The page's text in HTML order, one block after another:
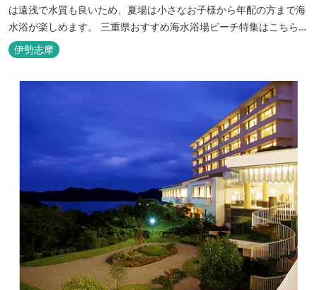
は遠浅で水質も良いため、夏場は小さなお子様から年配の方まで海
水浴が楽しめます。 三重県おすすめ海水浴場ビーチ特集はこちら
🏖三重の海水浴場ビーチ特集 プー...
伊勢志摩